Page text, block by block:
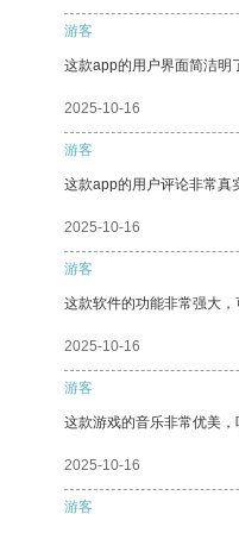
游客
这款app的用户界面简洁明
2025-10-16
游客
这款app的用户评论非常真
2025-10-16
游客
这款软件的功能非常强大，
2025-10-16
游客
这款游戏的音乐非常优美，
2025-10-16
游客